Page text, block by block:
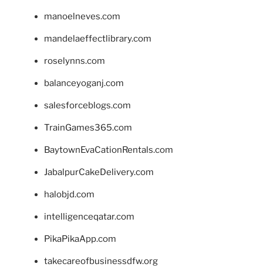
manoelneves.com
mandelaeffectlibrary.com
roselynns.com
balanceyoganj.com
salesforceblogs.com
TrainGames365.com
BaytownEvaCationRentals.com
JabalpurCakeDelivery.com
halobjd.com
intelligenceqatar.com
PikaPikaApp.com
takecareofbusinessdfw.org